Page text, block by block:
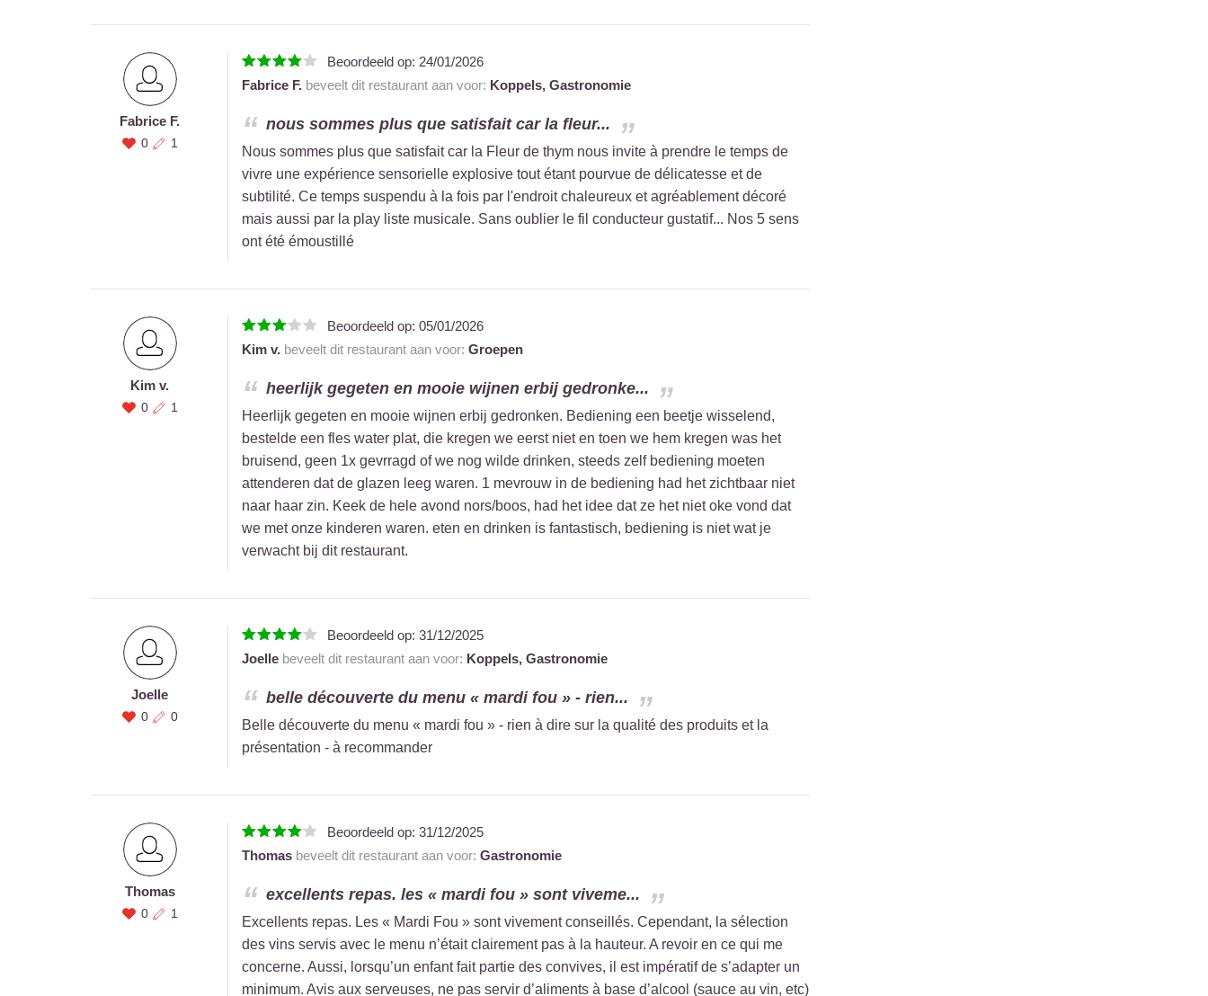
Fabrice F.
0 1
Beoordeeld op: 24/01/2026
Fabrice F.beveelt dit restaurant aan voor: Koppels, Gastronomie
nous sommes plus que satisfait car la fleur...
Nous sommes plus que satisfait car la Fleur de thym nous invite à prendre le temps de
vivre une expérience sensorielle explosive tout étant pourvue de délicatesse et de
subtilité. Ce temps suspendu à la fois par l'endroit chaleureux et agréablement décoré
mais aussi par la play liste musicale. Sans oublier le fil conducteur gustatif... Nos 5 sens
ont été émoustillé
Kim v.
0 1
Beoordeeld op: 05/01/2026
Kim v.beveelt dit restaurant aan voor: Groepen
heerlijk gegeten en mooie wijnen erbij gedronke...
Heerlijk gegeten en mooie wijnen erbij gedronken. Bediening een beetje wisselend,
bestelde een fles water plat, die kregen we eerst niet en toen we hem kregen was het
bruisend, geen 1x gevrragd of we nog wilde drinken, steeds zelf bediening moeten
attenderen dat de glazen leeg waren. 1 mevrouw in de bediening had het zichtbaar niet
naar haar zin. Keek de hele avond nors/boos, had het idee dat ze het niet oke vond dat
we met onze kinderen waren. eten en drinken is fantastisch, bediening is niet wat je
verwacht bij dit restaurant.
Joelle
0 0
Beoordeeld op: 31/12/2025
Joellebeveelt dit restaurant aan voor: Koppels, Gastronomie
belle découverte du menu « mardi fou » - rien...
Belle découverte du menu « mardi fou » - rien à dire sur la qualité des produits et la
présentation - à recommander
Thomas
0 1
Beoordeeld op: 31/12/2025
Thomasbeveelt dit restaurant aan voor: Gastronomie
excellents repas. les « mardi fou » sont viveme...
Excellents repas. Les « Mardi Fou » sont vivement conseillés. Cependant, la sélection
des vins servis avec le menu n’était clairement pas à la hauteur. A revoir en ce qui me
concerne. Aussi, lorsqu’un enfant fait partie des convives, il est impératif de s’adapter un
minimum. Avis aux serveuses, ne pas servir d’aliments à base d’alcool (sauce au vin, etc)